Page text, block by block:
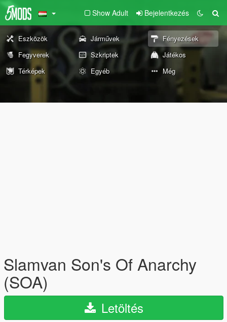
Show Adult Bejelentkezés
Eszközök Járművek
Fényezések
Fegyverek
Szkriptek
Játékos
Térképek
Egyéb Még
Slamvan Son's Of Anarchy
(SOA)
Letöltés